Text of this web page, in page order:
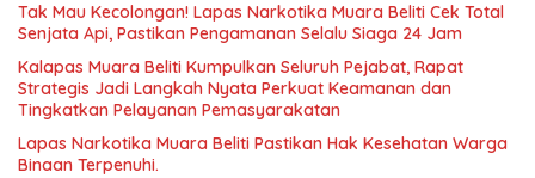
Tak Mau Kecolongan! Lapas Narkotika Muara Beliti Cek Total
Senjata Api, Pastikan Pengamanan Selalu Siaga 24 Jam
Kalapas Muara Beliti Kumpulkan Seluruh Pejabat, Rapat
Strategis Jadi Langkah Nyata Perkuat Keamanan dan
Tingkatkan Pelayanan Pemasyarakatan
Lapas Narkotika Muara Beliti Pastikan Hak Kesehatan Warga
Binaan Terpenuhi.